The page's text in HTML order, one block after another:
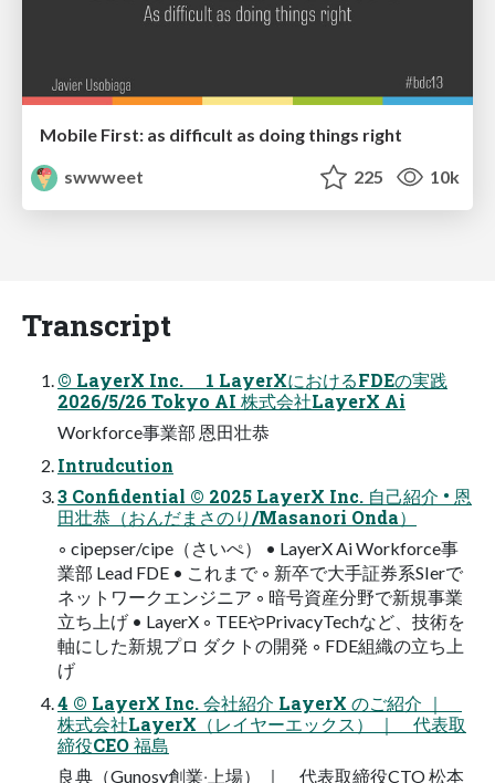
Mobile First: as difficult as doing things right
swwweet
225 10k
Transcript
© LayerX Inc. 1 LayerXにおけるFDEの実践
2026/5/26 Tokyo AI 株式会社LayerX Ai
Workforce事業部 恩⽥壮恭
Intrudcution
3 Confidential © 2025 LayerX Inc. 自己紹介 • 恩
田壮恭（おんだまさのり/Masanori Onda）
◦ cipepser/cipe（さいぺ） • LayerX Ai Workforce事
業部 Lead FDE • これまで ◦ 新卒で大手証券系SIerで
ネットワークエンジニア ◦ 暗号資産分野で新規事業
立ち上げ • LayerX ◦ TEEやPrivacyTechなど、技術を
軸にした新規プロ ダクトの開発 ◦ FDE組織の立ち上
げ
4 © LayerX Inc. 会社紹介 LayerX のご紹介 ｜
株式会社LayerX（レイヤーエックス） ｜ 代表取
締役CEO 福島
良典（Gunosy創業‧上場） ｜ 代表取締役CTO 松本